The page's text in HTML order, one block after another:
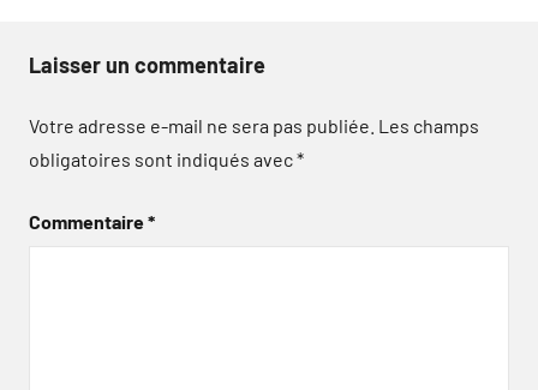
Laisser un commentaire
Votre adresse e-mail ne sera pas publiée. Les champs
obligatoires sont indiqués avec*
Commentaire*